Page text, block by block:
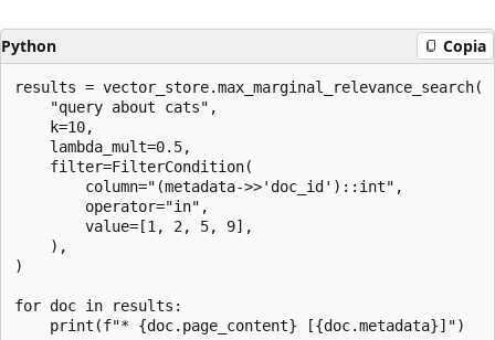
Python Copia
results = vector_store.max_marginal_relevance_search(
    "query about cats",
    k=10,
    lambda_mult=0.5,
    filter=FilterCondition(
        column="(metadata->>'doc_id')::int",
        operator="in",
        value=[1, 2, 5, 9],
    ),
)
for doc in results: